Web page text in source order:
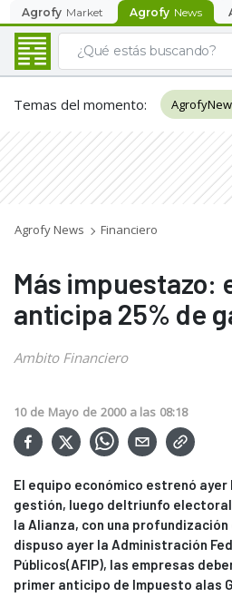
Agrofy Market Agrofy News
Temas del momento:
Agrofy News Financiero
Más impuestazo:
anticipa 25% de
Ambito Financiero
10 de Mayo de 2000 a las 08:18
El equipo económico estrenó ayer
gestión, luego deltriunfo
la Alianza, con una
dispuso ayer la Administración
Públicos(AFIP), las empresas
primer anticipo de Impuesto alas